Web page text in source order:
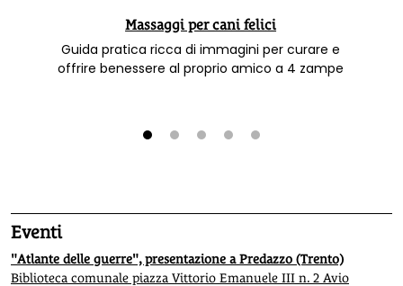
Massaggi per cani felici
Guida pratica ricca di immagini per curare e
offrire benessere al proprio amico a 4 zampe
Eventi
"Atlante delle guerre", presentazione a Predazzo (Trento)
Biblioteca comunale piazza Vittorio Emanuele III n. 2 Avio